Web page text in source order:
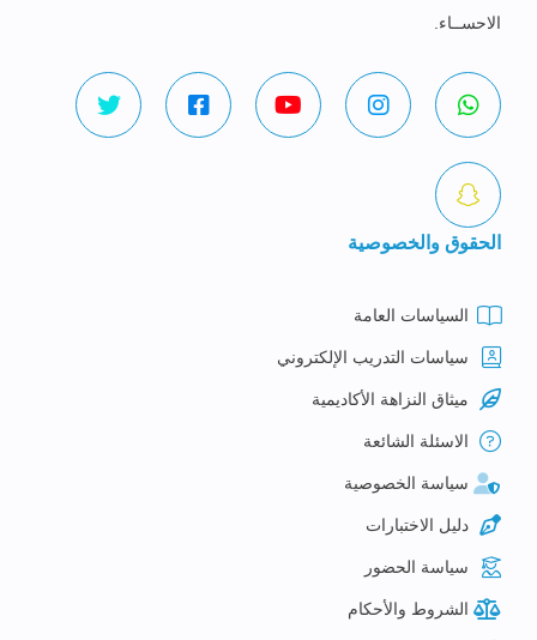
الاحســاء.
الحقوق والخصوصية
السياسات العامة
سياسات التدريب الإلكتروني
ميثاق النزاهة الأكاديمية
الاسئلة الشائعة
سياسة الخصوصية
دليل الاختبارات
سياسة الحضور
الشروط والأحكام